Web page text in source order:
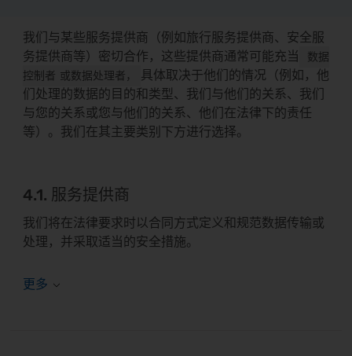
我们与某些服务提供商（例如旅行服务提供商、安全服
务提供商等）密切合作，这些提供商通常可能充当
数据
控制者 或数据处理者，
具体取决于他们的情况（例如，他
们处理的数据的目的和类型、我们与他们的关系、我们
与您的关系或您与他们的关系、他们在法律下的责任
等）。我们在其主要类别下方进行选择。
4.1. 服务提供商
我们将在法律要求时以合同方式定义和规范数据传输或
处理，并采取适当的安全措施。